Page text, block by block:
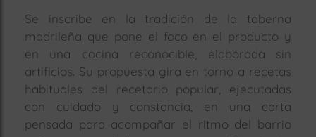
Se inscribe en la tradición de la taberna
madrileña que pone el foco en el producto y
en una cocina reconocible, elaborada sin
artificios. Su propuesta gira en torno a recetas
habituales del recetario popular, ejecutadas
con cuidado y constancia, en una carta
pensada para acompañar el ritmo del barrio